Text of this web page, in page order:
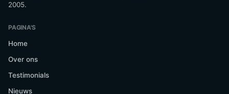
2005.
PAGINA'S
Home
Over ons
Testimonials
Nieuws